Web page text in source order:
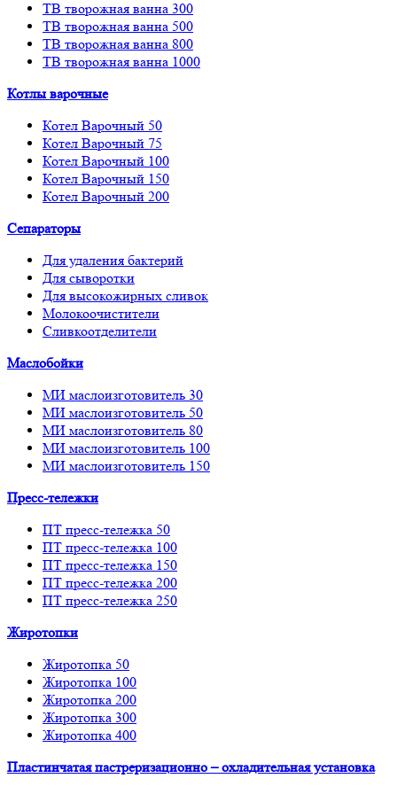
ТВ творожная ванна 300
ТВ творожная ванна 500
ТВ творожная ванна 800
ТВ творожная ванна 1000
Котлы варочные
Котел Варочный 50
Котел Варочный 75
Котел Варочный 100
Котел Варочный 150
Котел Варочный 200
Сепараторы
Для удаления бактерий
Для сыворотки
Для высокожирных сливок
Молокоочистители
Сливкоотделители
Маслобойки
МИ маслоизготовитель 30
МИ маслоизготовитель 50
МИ маслоизготовитель 80
МИ маслоизготовитель 100
МИ маслоизготовитель 150
Пресс-тележки
ПТ пресс-тележка 50
ПТ пресс-тележка 100
ПТ пресс-тележка 150
ПТ пресс-тележка 200
ПТ пресс-тележка 250
Жиротопки
Жиротопка 50
Жиротопка 100
Жиротопка 200
Жиротопка 300
Жиротопка 400
Пластинчатая пастреризационно – охладительная установка